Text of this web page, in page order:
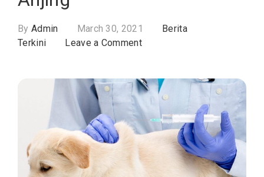
By Admin March 30, 2021
Berita
Terkini
Leave a Commenton
Jauh
Manfaat
Vaksin
Kepada
Anjing